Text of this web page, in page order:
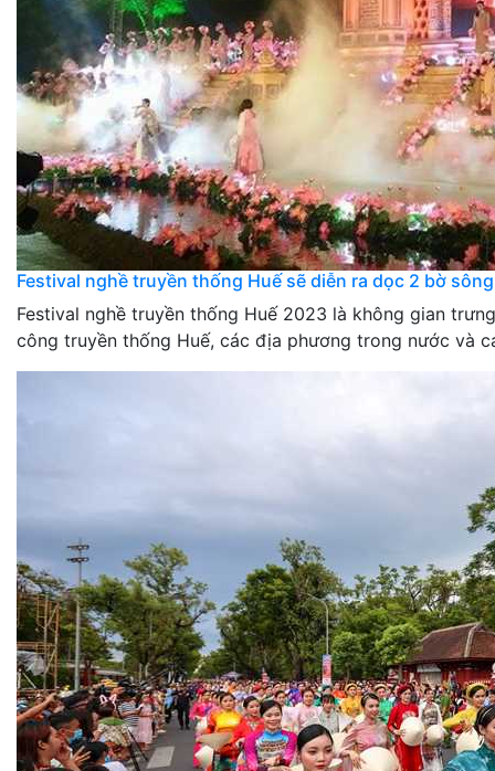
Festival nghề truyền thống Huế sẽ diễn ra dọc 2 bờ
Festival nghề truyền thống Huế 2023 là không gian
công truyền thống Huế, các địa phương trong nước và